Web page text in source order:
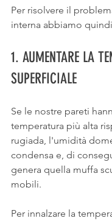
Per risolvere il
interna abbiamo
1. AUMENTARE LA
SUPERFICIALE
Se le nostre pareti
temperatura più alta
rugiada, l'umidità
condensa e, di
genera quella muffa
mobili.
Per innalzare la